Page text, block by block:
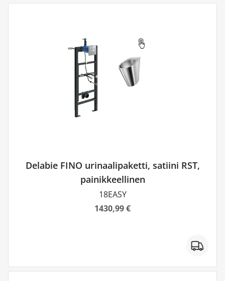
Delabie FINO urinaalipaketti, satiini RST,
painikkeellinen
18EASY
1430,99 €